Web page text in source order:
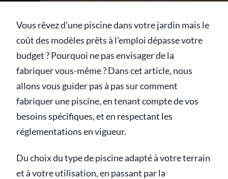
Vous rêvez d'une piscine dans votre jardin mais le
coût des modèles prêts à l'emploi dépasse votre
budget ? Pourquoi ne pas envisager de la
fabriquer vous-même ? Dans cet article, nous
allons vous guider pas à pas sur comment
fabriquer une piscine, en tenant compte de vos
besoins spécifiques, et en respectant les
réglementations en vigueur.
Du choix du type de piscine adapté à votre terrain
et à votre utilisation, en passant par la